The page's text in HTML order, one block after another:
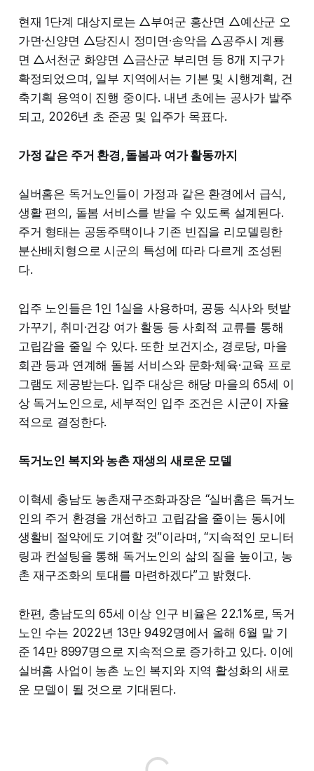
현재 1단계 대상지로는 △부여군 홍산면 △예산군 오
가면·신양면 △당진시 정미면·송악읍 △공주시 계룡
면 △서천군 화양면 △금산군 부리면 등 8개 지구가
확정되었으며, 일부 지역에서는 기본 및 시행계획, 건
축기획 용역이 진행 중이다. 내년 초에는 공사가 발주
되고, 2026년 초 준공 및 입주가 목표다.
가정 같은 주거 환경, 돌봄과 여가 활동까지
실버홈은 독거노인들이 가정과 같은 환경에서 급식,
생활 편의, 돌봄 서비스를 받을 수 있도록 설계된다.
주거 형태는 공동주택이나 기존 빈집을 리모델링한
분산배치형으로 시군의 특성에 따라 다르게 조성된
다.
입주 노인들은 1인 1실을 사용하며, 공동 식사와 텃밭
가꾸기, 취미·건강 여가 활동 등 사회적 교류를 통해
고립감을 줄일 수 있다. 또한 보건지소, 경로당, 마을
회관 등과 연계해 돌봄 서비스와 문화·체육·교육 프로
그램도 제공받는다. 입주 대상은 해당 마을의 65세 이
상 독거노인으로, 세부적인 입주 조건은 시군이 자율
적으로 결정한다.
독거노인 복지와 농촌 재생의 새로운 모델
이혁세 충남도 농촌재구조화과장은 “실버홈은 독거노
인의 주거 환경을 개선하고 고립감을 줄이는 동시에
생활비 절약에도 기여할 것”이라며, “지속적인 모니터
링과 컨설팅을 통해 독거노인의 삶의 질을 높이고, 농
촌 재구조화의 토대를 마련하겠다”고 밝혔다.
한편, 충남도의 65세 이상 인구 비율은 22.1%로, 독거
노인 수는 2022년 13만 9492명에서 올해 6월 말 기
준 14만 8997명으로 지속적으로 증가하고 있다. 이에
실버홈 사업이 농촌 노인 복지와 지역 활성화의 새로
운 모델이 될 것으로 기대된다.